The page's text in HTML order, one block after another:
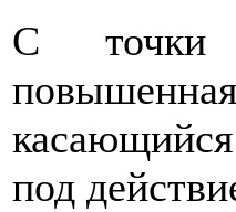
С точки
под